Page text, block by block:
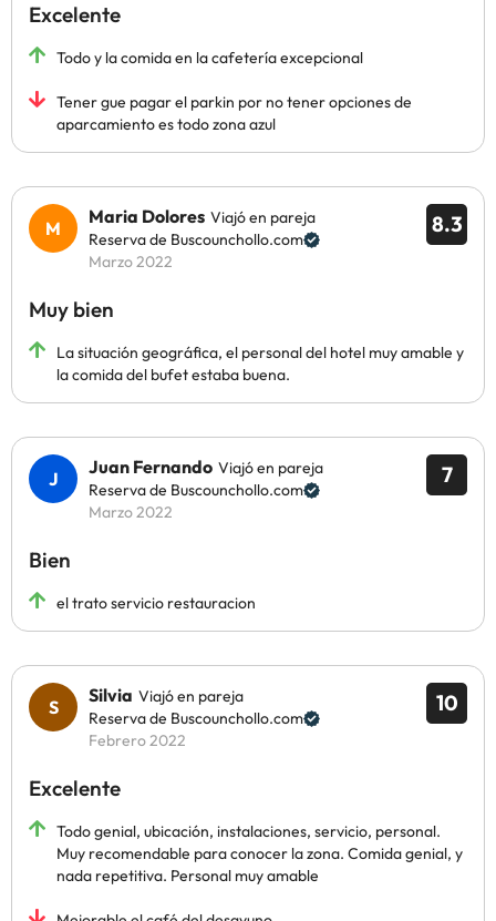
Excelente
Todo y la comida en la cafetería excepcional
Tener gue pagar el parkin por no tener opciones de
aparcamiento es todo zona azul
8.3
Maria Dolores Viajó en pareja
Reserva de Buscounchollo.com
Marzo 2022
Muy bien
La situación geográfica, el personal del hotel muy amable y
la comida del bufet estaba buena.
7
Juan Fernando Viajó en pareja
Reserva de Buscounchollo.com
Marzo 2022
Bien
el trato servicio restauracion
10
Silvia Viajó en pareja
Reserva de Buscounchollo.com
Febrero 2022
Excelente
Todo genial, ubicación, instalaciones, servicio, personal.
Muy recomendable para conocer la zona. Comida genial, y
nada repetitiva. Personal muy amable